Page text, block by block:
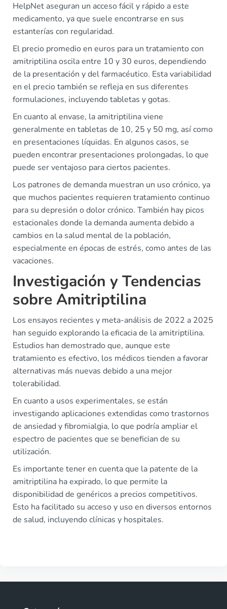
HelpNet aseguran un acceso fácil y rápido a este
medicamento, ya que suele encontrarse en sus
estanterías con regularidad.
El precio promedio en euros para un tratamiento con
amitriptilina oscila entre 10 y 30 euros, dependiendo
de la presentación y del farmacéutico. Esta variabilidad
en el precio también se refleja en sus diferentes
formulaciones, incluyendo tabletas y gotas.
En cuanto al envase, la amitriptilina viene
generalmente en tabletas de 10, 25 y 50 mg, así como
en presentaciones líquidas. En algunos casos, se
pueden encontrar presentaciones prolongadas, lo que
puede ser ventajoso para ciertos pacientes.
Los patrones de demanda muestran un uso crónico, ya
que muchos pacientes requieren tratamiento continuo
para su depresión o dolor crónico. También hay picos
estacionales donde la demanda aumenta debido a
cambios en la salud mental de la población,
especialmente en épocas de estrés, como antes de las
vacaciones.
Investigación y Tendencias
sobre Amitriptilina
Los ensayos recientes y meta-análisis de 2022 a 2025
han seguido explorando la eficacia de la amitriptilina.
Estudios han demostrado que, aunque este
tratamiento es efectivo, los médicos tienden a favorar
alternativas más nuevas debido a una mejor
tolerabilidad.
En cuanto a usos experimentales, se están
investigando aplicaciones extendidas como trastornos
de ansiedad y fibromialgia, lo que podría ampliar el
espectro de pacientes que se benefician de su
utilización.
Es importante tener en cuenta que la patente de la
amitriptilina ha expirado, lo que permite la
disponibilidad de genéricos a precios competitivos.
Esto ha facilitado su acceso y uso en diversos entornos
de salud, incluyendo clínicas y hospitales.